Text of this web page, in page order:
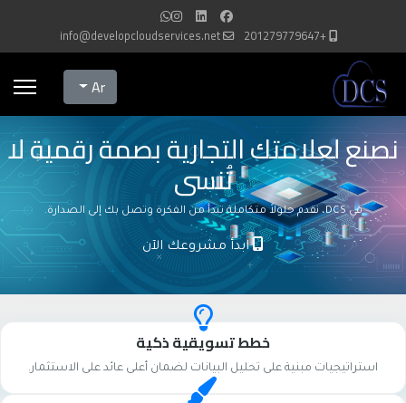
+201279779647
info@developcloudservices.net
Select your language
Ar
نصنع لعلامتك التجارية بصمة رقمية لا
تُنسى
في DCS، نقدم حلولاً متكاملة تبدأ من الفكرة وتصل بك إلى الصدارة.
ابدأ مشروعك الآن
خطط تسويقية ذكية
استراتيجيات مبنية على تحليل البيانات لضمان أعلى عائد على الاستثمار.